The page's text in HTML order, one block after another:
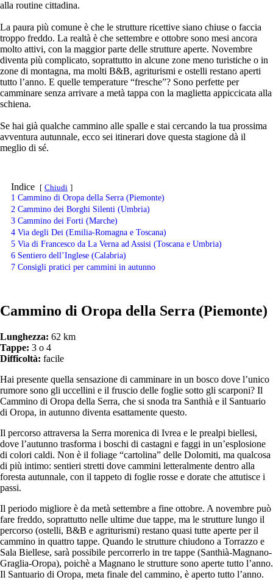
alla routine cittadina.
La paura più comune è che le strutture ricettive siano chiuse o faccia
troppo freddo. La realtà è che settembre e ottobre sono mesi ancora
molto attivi, con la maggior parte delle strutture aperte. Novembre
diventa più complicato, soprattutto in alcune zone meno turistiche o in
zone di montagna, ma molti B&B, agriturismi e ostelli restano aperti
tutto l’anno. E quelle temperature “fresche”? Sono perfette per
camminare senza arrivare a metà tappa con la maglietta appiccicata alla
schiena.
Se hai già qualche cammino alle spalle e stai cercando la tua prossima
avventura autunnale, ecco sei itinerari dove questa stagione dà il
meglio di sé.
Indice Chiudi
1 Cammino di Oropa della Serra (Piemonte)
2 Cammino dei Borghi Silenti (Umbria)
3 Cammino dei Forti (Marche)
4 Via degli Dei (Emilia-Romagna e Toscana)
5 Via di Francesco da La Verna ad Assisi (Toscana e Umbria)
6 Sentiero dell’Inglese (Calabria)
7 Consigli pratici per cammini in autunno
Cammino di Oropa della Serra (Piemonte)
Lunghezza: 62 km
Tappe: 3 o 4
Difficoltà: facile
Hai presente quella sensazione di camminare in un bosco dove l’unico
rumore sono gli uccellini e il fruscio delle foglie sotto gli scarponi? Il
Cammino di Oropa della Serra, che si snoda tra Santhià e il Santuario
di Oropa, in autunno diventa esattamente questo.
Il percorso attraversa la Serra morenica di Ivrea e le prealpi biellesi,
dove l’autunno trasforma i boschi di castagni e faggi in un’esplosione
di colori caldi. Non è il foliage “cartolina” delle Dolomiti, ma qualcosa
di più intimo: sentieri stretti dove cammini letteralmente dentro alla
foresta autunnale, con il tappeto di foglie rosse e dorate che attutisce i
passi.
Il periodo migliore è da metà settembre a fine ottobre. A novembre può
fare freddo, soprattutto nelle ultime due tappe, ma le strutture lungo il
percorso (ostelli, B&B e agriturismi) restano quasi tutte aperte per il
cammino in quattro tappe. Quando le strutture chiudono a Torrazzo e
Sala Biellese, sarà possibile percorrerlo in tre tappe (Santhià-Magnano-
Graglia-Oropa), poichè a Magnano le strutture sono aperte tutto l’anno.
Il Santuario di Oropa, meta finale del cammino, è aperto tutto l’anno.